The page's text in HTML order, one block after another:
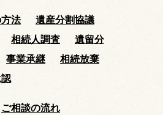
法
遺産分割協議
相続人調査
遺留分
事業承継
相続放棄
ご相談の流れ